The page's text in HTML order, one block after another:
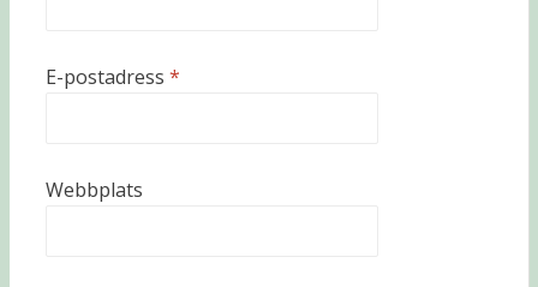
E-postadress *
Webbplats